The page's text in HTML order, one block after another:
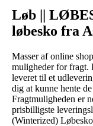
Løb ||
løbesko fra
Masser af online
muligheder for fragt.
leveret til et
dig at kunne hente
Fragtmuligheden er
prisbilligste
(Winterized)